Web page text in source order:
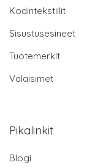
Kodintekstiilit
Sisustusesineet
Tuotemerkit
Valaisimet
Pikalinkit
Blogi